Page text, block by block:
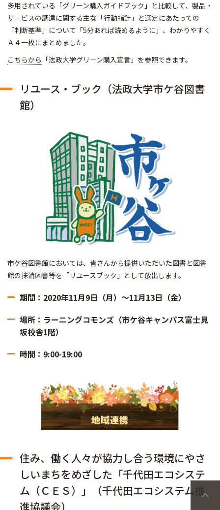
多用されている「グリーン購入ガイドブック」と比較して、製品・
サービスの調達に関する主な「行動指針」と選定にあたっての
「判断基準」について「5分あれば読めるように」、わかりやすく
Ａ４一枚にまとめました。
こちらから 「法政大学グリーン購入宣言」を参照できます。
リユース・ブック（法政大学市ケ谷図書
館）
市ケ谷図書館においては、皆さんから提供いただいた図書と図書
館の抹消図書等を「リユースブック」として放出します。
期間：2020年11月9日（月）～11月13日（金）
場所：ラーニングコモンズ（市ケ谷キャンパス富士見
坂校舎1階）
時間：9:00-19:00
住み、働く人々が協力し合う環境にやさ
しいまちをめざした「千代田エコシステ
ム（ＣＥＳ）」（千代田エコシステム推
進協議会）